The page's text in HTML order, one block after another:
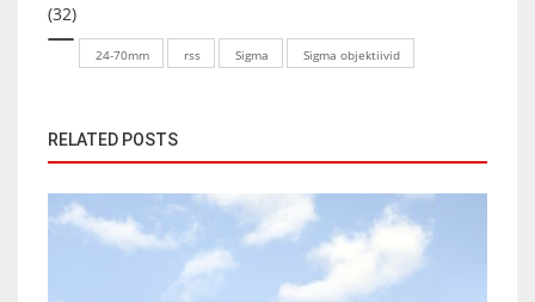
(32)
24-70mm rss Sigma Sigma objektiivid
RELATED POSTS